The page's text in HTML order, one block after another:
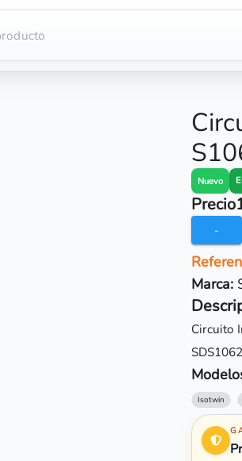
Nuevo
Precio
-
Marca:
Circuito
Isotwin